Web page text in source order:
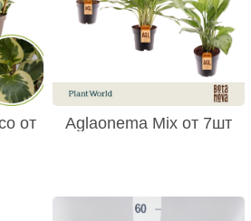
от
Aglaonema Mix от 7шт